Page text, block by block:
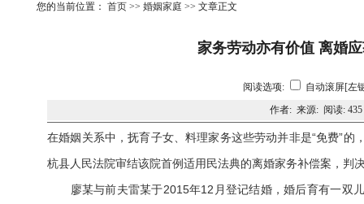
您的当前位置： 首页 >> 婚姻家庭 >> 文章正文
家务劳动亦有价值 离婚
阅读选项:
自动滚屏[左
作者: 来源: 阅读: 435
在婚姻关系中，抚育子女、料理家务这些劳动并非是“免费”
杭县人民法院审结该院首例适用民法典的离婚家务补偿案，判
廖某与前夫雷某于2015年12月登记结婚，婚后育有一双